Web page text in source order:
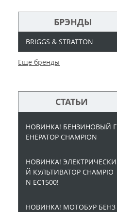
БРЭНДЫ
BRIGGS & STRATTON
Еще бренды
СТАТЬИ
НОВИНКА! БЕНЗИНОВЫЙ Г
ЕНЕРАТОР CHAMPION
НОВИНКА! ЭЛЕКТРИЧЕСКИ
Й КУЛЬТИВАТОР CHAMPIO
N EC1500!
НОВИНКА! МОТОБУР БЕНЗ